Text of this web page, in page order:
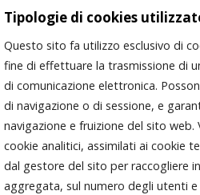
Tipologie di cookies
Questo sito fa utilizzo esclusivo di
fine di effettuare la trasmissione di
di comunicazione elettronica.
di navigazione o di sessione, e
navigazione e fruizione del sito web.
cookie analitici, assimilati ai cookie
dal gestore del sito per raccogliere
aggregata, sul numero degli utenti